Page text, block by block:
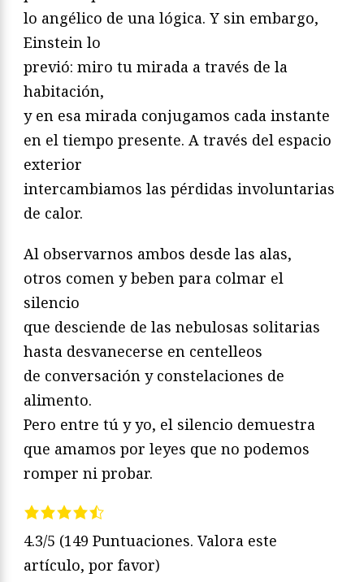
lo angélico de una lógica. Y sin embargo,
Einstein lo
previó: miro tu mirada a través de la
habitación,
y en esa mirada conjugamos cada instante
en el tiempo presente. A través del espacio
exterior
intercambiamos las pérdidas involuntarias
de calor.
Al observarnos ambos desde las alas,
otros comen y beben para colmar el
silencio
que desciende de las nebulosas solitarias
hasta desvanecerse en centelleos
de conversación y constelaciones de
alimento.
Pero entre tú y yo, el silencio demuestra
que amamos por leyes que no podemos
romper ni probar.
4.3/5 (149 Puntuaciones. Valora este
artículo, por favor)